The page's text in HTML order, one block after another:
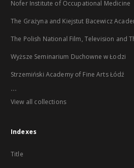
Nofer Institute of Occupational Medicine
The Grażyna and Kiejstut Bacewicz
The Polish National Film, Television and
Wyższe Seminarium Duchowne w Łodzi
Strzemiński Academy of Fine Arts Łódź
...
View all collections
Indexes
Title